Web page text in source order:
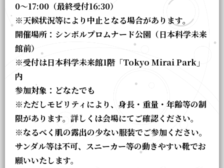
0～17:00（最終受付16:30）
※天候状況等により中止となる場合があります。
開催場所：シンボルプロムナード公園（日本科学未来
館前）
※受付は日本科学未来館1階「Tokyo Mirai Park」
内
参加対象：どなたでも
※ただしモビリティにより、身長・重量・年齢等の制
限があります。詳しくは会場にてご確認ください。
※なるべく肌の露出の少ない服装でご参加ください。
サンダル等は不可、スニーカー等の動きやすい靴でお
願いいたします。